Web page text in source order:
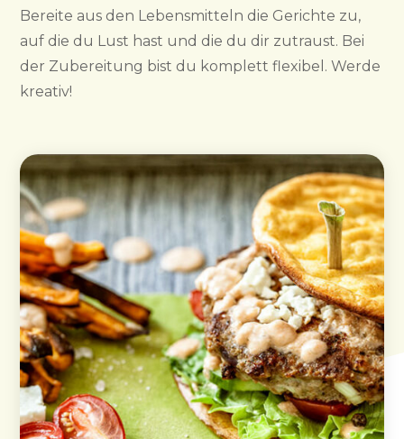
Bereite aus den Lebensmitteln die Gerichte zu,
auf die du Lust hast und die du dir zutraust. Bei
der Zubereitung bist du komplett flexibel. Werde
kreativ!